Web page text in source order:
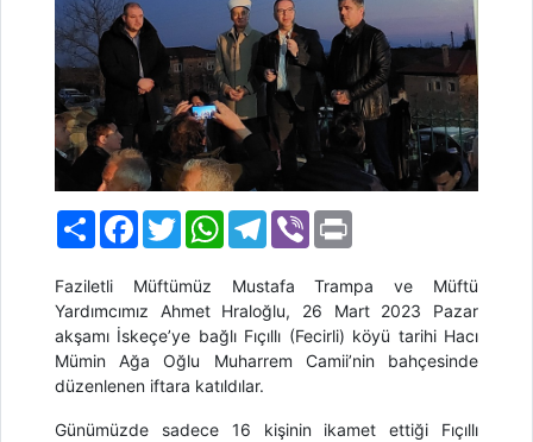
PaylaşFacebook
TwitterWhatsAppTelegram
Viber
Faziletli Müftümüz Mustafa Trampa ve Müftü
Yardımcımız Ahmet Hraloğlu, 26 Mart 2023 Pazar
akşamı İskeçe’ye bağlı Fıçıllı (Fecirli) köyü tarihi Hacı
Mümin Ağa Oğlu Muharrem Camii’nin bahçesinde
düzenlenen iftara katıldılar.
Günümüzde sadece 16 kişinin ikamet ettiği Fıçıllı